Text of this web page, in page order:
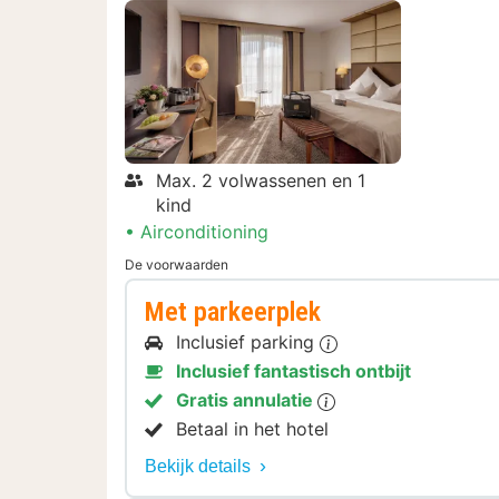
Max. 2 volwassenen en 1
kind
Airconditioning
De voorwaarden
Met parkeerplek
Inclusief parking
Inclusief fantastisch ontbijt
Gratis annulatie
Betaal in het hotel
Bekijk details